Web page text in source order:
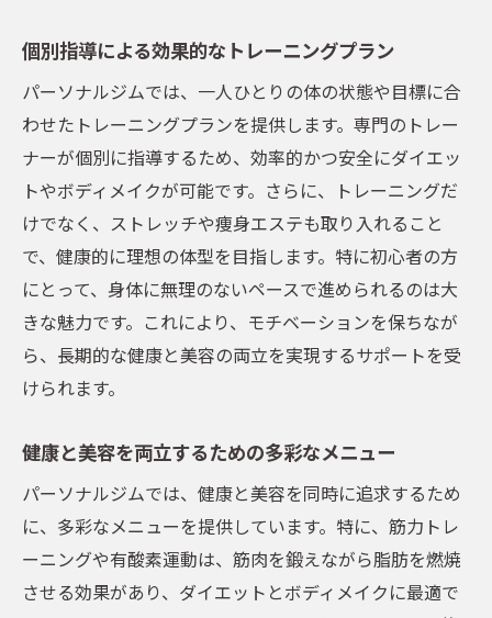
想の体型を実現
パーソナルジムとエステの相乗効果
理想の体型を目指すための効果的な戦略
痩身エステの施術内容と効果の紹介
エステとトレーニングを組み合わせたプラ
ン提案
持続的な結果を得るためのアフターケア
品川区で健康的なライフスタイルを手に入れる
ための一歩を踏み出そう
健康的なライフスタイルを始めるための第
す生活の変化
品川区で健康づくりをサポートする施設の
紹介
個別指導による効果的なトレーニングプラン
パーソナルジムでは、一人ひとりの体の状態や目標に合
わせたトレーニングプランを提供します。専門のトレー
ナーが個別に指導するため、効率的かつ安全にダイエッ
トやボディメイクが可能です。さらに、トレーニングだ
けでなく、ストレッチや痩身エステも取り入れること
で、健康的に理想の体型を目指します。特に初心者の方
にとって、身体に無理のないペースで進められるのは大
きな魅力です。これにより、モチベーションを保ちなが
ら、長期的な健康と美容の両立を実現するサポートを受
けられます。
健康と美容を両立するための多彩なメニュー
パーソナルジムでは、健康と美容を同時に追求するため
に、多彩なメニューを提供しています。特に、筋力トレ
ーニングや有酸素運動は、筋肉を鍛えながら脂肪を燃焼
させる効果があり、ダイエットとボディメイクに最適で